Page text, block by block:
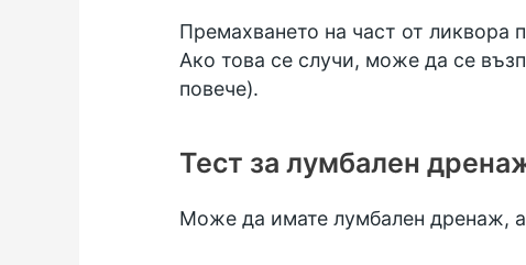
Премахването на част от ликвора
Ако това се случи, може да се
повече).
Тест за лумбален
Може да имате лумбален дренаж,